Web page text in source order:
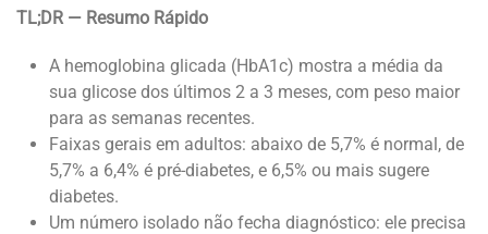
TL;DR — Resumo Rápido
A hemoglobina glicada (HbA1c) mostra a média da
sua glicose dos últimos 2 a 3 meses, com peso maior
para as semanas recentes.
Faixas gerais em adultos: abaixo de 5,7% é normal, de
5,7% a 6,4% é pré-diabetes, e 6,5% ou mais sugere
diabetes.
Um número isolado não fecha diagnóstico: ele precisa